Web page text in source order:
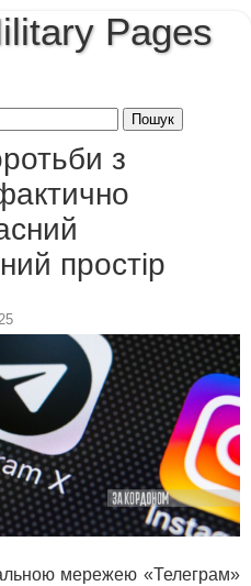
Pages
з
простір
мережею «Телеграм»